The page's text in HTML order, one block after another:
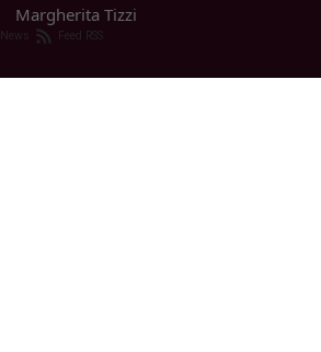
Margherita Tizzi
News Feed RSS